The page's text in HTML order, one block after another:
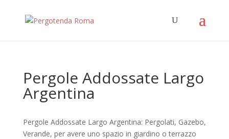
Pergole Addossate Largo
Argentina
Pergole Addossate Largo Argentina: Pergolati, Gazebo,
Verande, per avere uno spazio in giardino o terrazzo